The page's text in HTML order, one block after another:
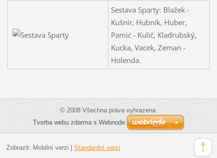
Sestava Sparty: Blažek -
Kušnír, Hubník, Huber,
Pamić - Kulič, Kladrubský,
Kucka, Vacek, Zeman -
Holenda.
© 2008 Všechna práva vyhrazena.
Tvorba webu zdarma s Webnode
Zobrazit: Mobilní verzi Standardní verzi